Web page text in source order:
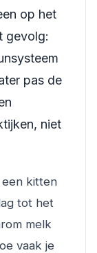
op het
gevolg:
pas de
niet
een kitten
tot het
melk
vaak je